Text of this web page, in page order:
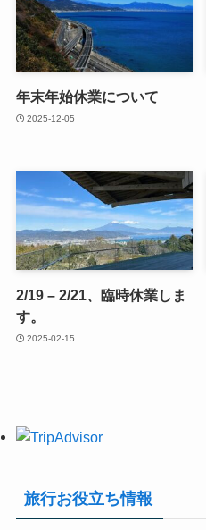
年末年始休業について
2025-12-05
2/19 – 2/21、臨時休業しま
す。
2025-02-15
旅行お役立ち情報